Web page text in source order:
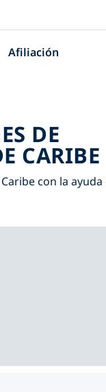
Afiliación
DE
CARIBE
con la